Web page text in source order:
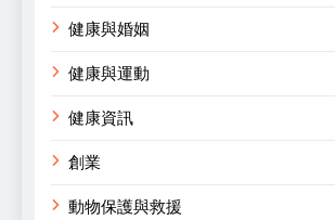
健康與婚姻
健康與運動
健康資訊
創業
動物保護與救援